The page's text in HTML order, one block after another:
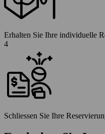
Erhalten Sie Ihre individuelle
4
Schliessen Sie Ihre